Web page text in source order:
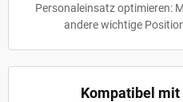
Personaleinsatz optimieren:
andere wichtige
Kompatibel